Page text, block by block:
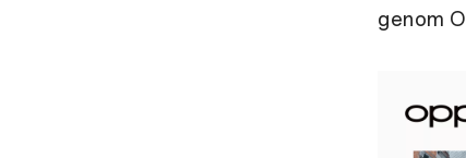
genom